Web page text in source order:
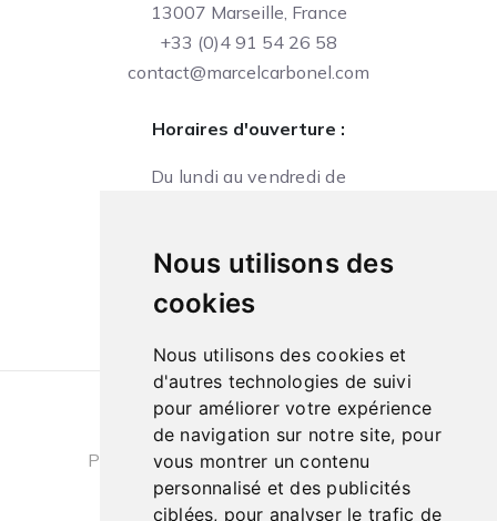
Nous utilisons des
cookies
Nous utilisons des cookies et
d'autres technologies de suivi
pour améliorer votre expérience
de navigation sur notre site, pour
vous montrer un contenu
personnalisé et des publicités
ciblées, pour analyser le trafic de
13007 Marseille, France
+33 (0)4 91 54 26 58
contact@marcelcarbonel.com
Horaires d'ouverture :
Du lundi au vendredi de
10h à 13h et de 14h à 18h
Conditions générales de ventes
|
Politique de confidentialité
| Cookies